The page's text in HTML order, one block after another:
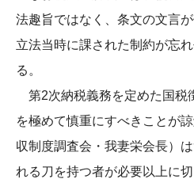
法趣旨ではなく、条文の文言
立法当時に課された制約が忘
る。
第2次納税義務を定めた国税
を極めて慎重にすべきことが
収制度調査会・我妻栄会長）
れる刀を持つ者が必要以上に